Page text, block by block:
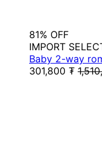
81% OFF
IMPORT
Baby 2-way
301,800 ₮